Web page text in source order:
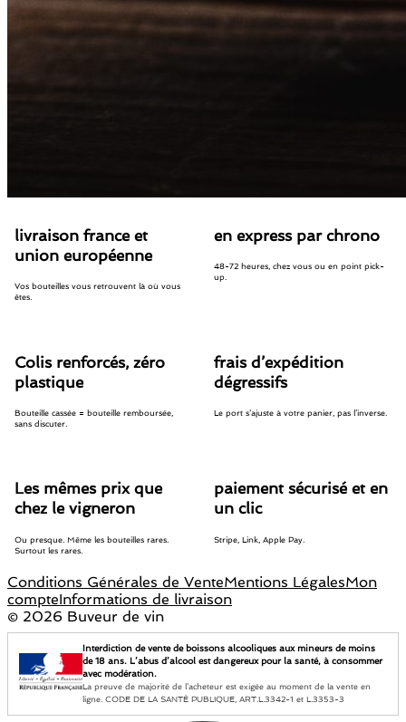
livraison france et
union européenne
Vos bouteilles vous retrouvent là où vous
êtes.
en express par chrono
48-72 heures, chez vous ou en point pick-
up.
Colis renforcés, zéro
plastique
Bouteille cassée = bouteille remboursée,
sans discuter.
frais d’expédition
dégressifs
Le port s’ajuste à votre panier, pas l’inverse.
Les mêmes prix que
chez le vigneron
Ou presque. Même les bouteilles rares.
Surtout les rares.
paiement sécurisé et en
un clic
Stripe, Link, Apple Pay.
Conditions Générales de VenteMentions LégalesMon
compteInformations de livraison
© 2026 Buveur de vin
Interdiction de vente de boissons alcooliques aux mineurs de moins
de 18 ans. L’abus d’alcool est dangereux pour la santé, à consommer
avec modération.
La preuve de majorité de l’acheteur est exigée au moment de la vente en
ligne. CODE DE LA SANTÉ PUBLIQUE, ART.L.3342-1 et L.3353-3